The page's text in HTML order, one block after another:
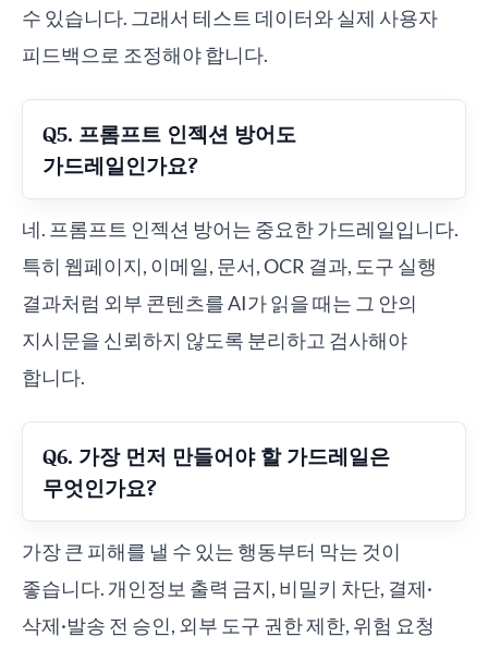
수 있습니다. 그래서 테스트 데이터와 실제 사용자
피드백으로 조정해야 합니다.
Q5. 프롬프트 인젝션 방어도
가드레일인가요?
네. 프롬프트 인젝션 방어는 중요한 가드레일입니다.
특히 웹페이지, 이메일, 문서, OCR 결과, 도구 실행
결과처럼 외부 콘텐츠를 AI가 읽을 때는 그 안의
지시문을 신뢰하지 않도록 분리하고 검사해야
합니다.
Q6. 가장 먼저 만들어야 할 가드레일은
무엇인가요?
가장 큰 피해를 낼 수 있는 행동부터 막는 것이
좋습니다. 개인정보 출력 금지, 비밀키 차단, 결제·
삭제·발송 전 승인, 외부 도구 권한 제한, 위험 요청